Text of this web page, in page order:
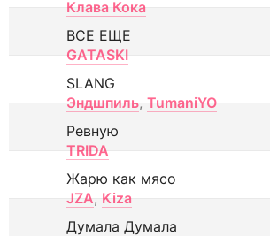
Клава Кока
ВСЕ ЕЩЕ
GATASKI
SLANG
Эндшпиль, TumaniYO
Ревную
TRIDA
Жарю как мясо
JZA, Kiza
Думала Думала